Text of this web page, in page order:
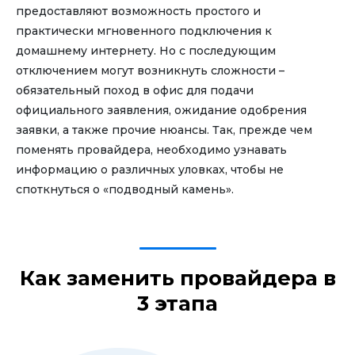
предоставляют возможность простого и
практически мгновенного подключения к
домашнему интернету. Но с последующим
отключением могут возникнуть сложности –
обязательный поход в офис для подачи
официального заявления, ожидание одобрения
заявки, а также прочие нюансы. Так, прежде чем
поменять провайдера, необходимо узнавать
информацию о различных уловках, чтобы не
споткнуться о «подводный камень».
Как заменить провайдера в
3 этапа